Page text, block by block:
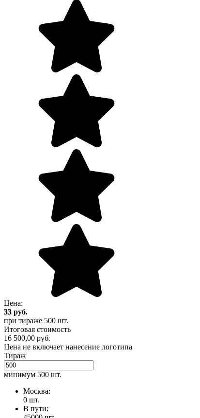
Цена:
33 руб.
при тираже 500 шт.
Итоговая стоимость
16 500,00 руб.
Цена не включает нанесение логотипа
Тираж
минимум 500 шт.
Москва:
0 шт.
В пути: